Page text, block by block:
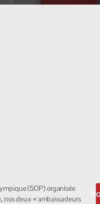
(SOP) organisée
nos deux « ambassadeurs